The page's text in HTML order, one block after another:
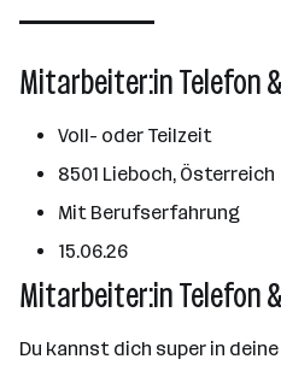
2501 - 10000
Mitarbeiter:in Telefon
Voll- oder Teilzeit
8501 Lieboch, Österreich
Mit Berufserfahrung
15.06.26
Mitarbeiter:in Telefon
Du kannst dich super in